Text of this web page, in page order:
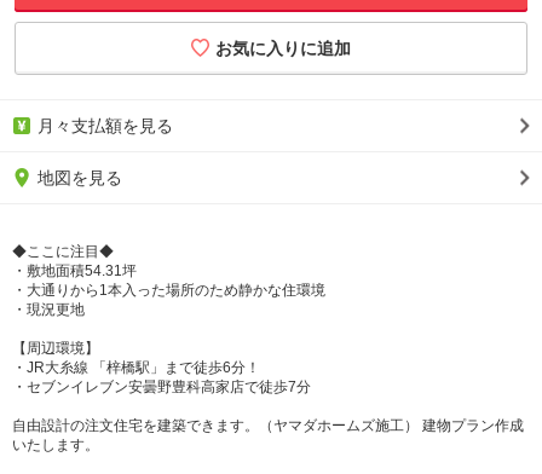
月々支払額を見る
地図を見る
◆ここに注目◆
・敷地面積54.31坪
・大通りから1本入った場所のため静かな住環境
・現況更地
【周辺環境】
・JR大糸線 「梓橋駅」まで徒歩6分！
・セブンイレブン安曇野豊科高家店で徒歩7分
自由設計の注文住宅を建築できます。（ヤマダホームズ施工） 建物プラン作成
いたします。